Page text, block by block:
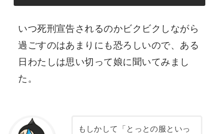
いつ死刑宣告されるのかビクビクしながら
過ごすのはあまりにも恐ろしいので、ある
日わたしは思い切って娘に聞いてみまし
た。
もしかして「とっとの服といっ